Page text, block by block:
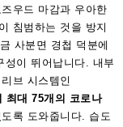
우드 마감과 우아한
침범하는 것을 방지
사분면 경첩 덕분에
성이 뛰어납니다. 내부
브 시스템인
최대 75개의 코로나
록 도와줍니다. 습도